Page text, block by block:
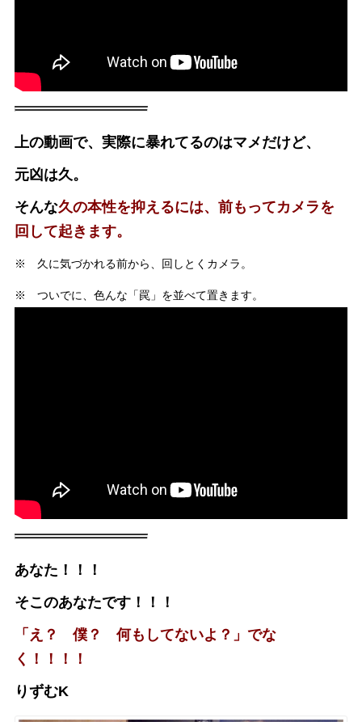
上の動画で、実際に暴れてるのはマメだけど、
元凶は久。
そんな久の本性を抑えるには、前もってカメラを
回して起きます。
※ 久に気づかれる前から、回しとくカメラ。
※ ついでに、色んな「罠」を並べて置きます。
あなた！！！
そこのあなたです！！！
「え？ 僕？ 何もしてないよ？」でな
く！！！！
りずむK